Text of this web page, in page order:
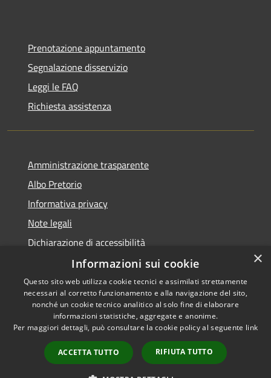
Prenotazione appuntamento
Segnalazione disservizio
Leggi le FAQ
Richiesta assistenza
Amministrazione trasparente
Albo Pretorio
Informativa privacy
Note legali
Dichiarazione di accessibilità
Accessibilità
Privacy
Mappa del sito
Copyright © 2026 • Comune di
Campo Calabro • Powered by
Municipium•Accesso
redazione
×
Informazioni sui cookie
Questo sito web utilizza cookie tecnici e assimilati strettamente
necessari al corretto funzionamento e alla navigazione del sito,
nonché un cookie tecnico analitico al solo fine di elaborare
informazioni statistiche, aggregate e anonime.
Per maggiori dettagli, può consultare la cookie policy al seguente link
ACCETTA TUTTO RIFIUTA TUTTO